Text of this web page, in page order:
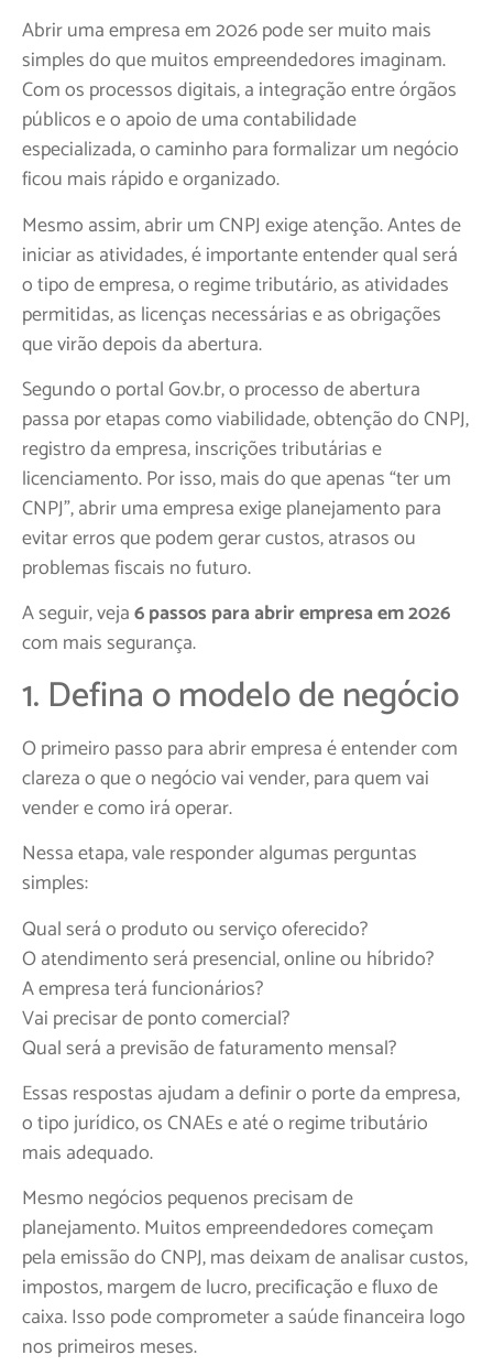
Abrir uma empresa em 2026 pode ser muito mais
simples do que muitos empreendedores imaginam.
Com os processos digitais, a integração entre órgãos
públicos e o apoio de uma contabilidade
especializada, o caminho para formalizar um negócio
ficou mais rápido e organizado.
Mesmo assim, abrir um CNPJ exige atenção. Antes de
iniciar as atividades, é importante entender qual será
o tipo de empresa, o regime tributário, as atividades
permitidas, as licenças necessárias e as obrigações
que virão depois da abertura.
Segundo o portal Gov.br, o processo de abertura
passa por etapas como viabilidade, obtenção do CNPJ,
registro da empresa, inscrições tributárias e
licenciamento. Por isso, mais do que apenas “ter um
CNPJ”, abrir uma empresa exige planejamento para
evitar erros que podem gerar custos, atrasos ou
problemas fiscais no futuro.
A seguir, veja6 passos para abrir empresa em 2026
com mais segurança.
1. Defina o modelo de negócio
O primeiro passo para abrir empresa é entender com
clareza o que o negócio vai vender, para quem vai
vender e como irá operar.
Nessa etapa, vale responder algumas perguntas
simples:
Qual será o produto ou serviço oferecido?
O atendimento será presencial, online ou híbrido?
A empresa terá funcionários?
Vai precisar de ponto comercial?
Qual será a previsão de faturamento mensal?
Essas respostas ajudam a definir o porte da empresa,
o tipo jurídico, os CNAEs e até o regime tributário
mais adequado.
Mesmo negócios pequenos precisam de
planejamento. Muitos empreendedores começam
pela emissão do CNPJ, mas deixam de analisar custos,
impostos, margem de lucro, precificação e fluxo de
caixa. Isso pode comprometer a saúde financeira logo
nos primeiros meses.